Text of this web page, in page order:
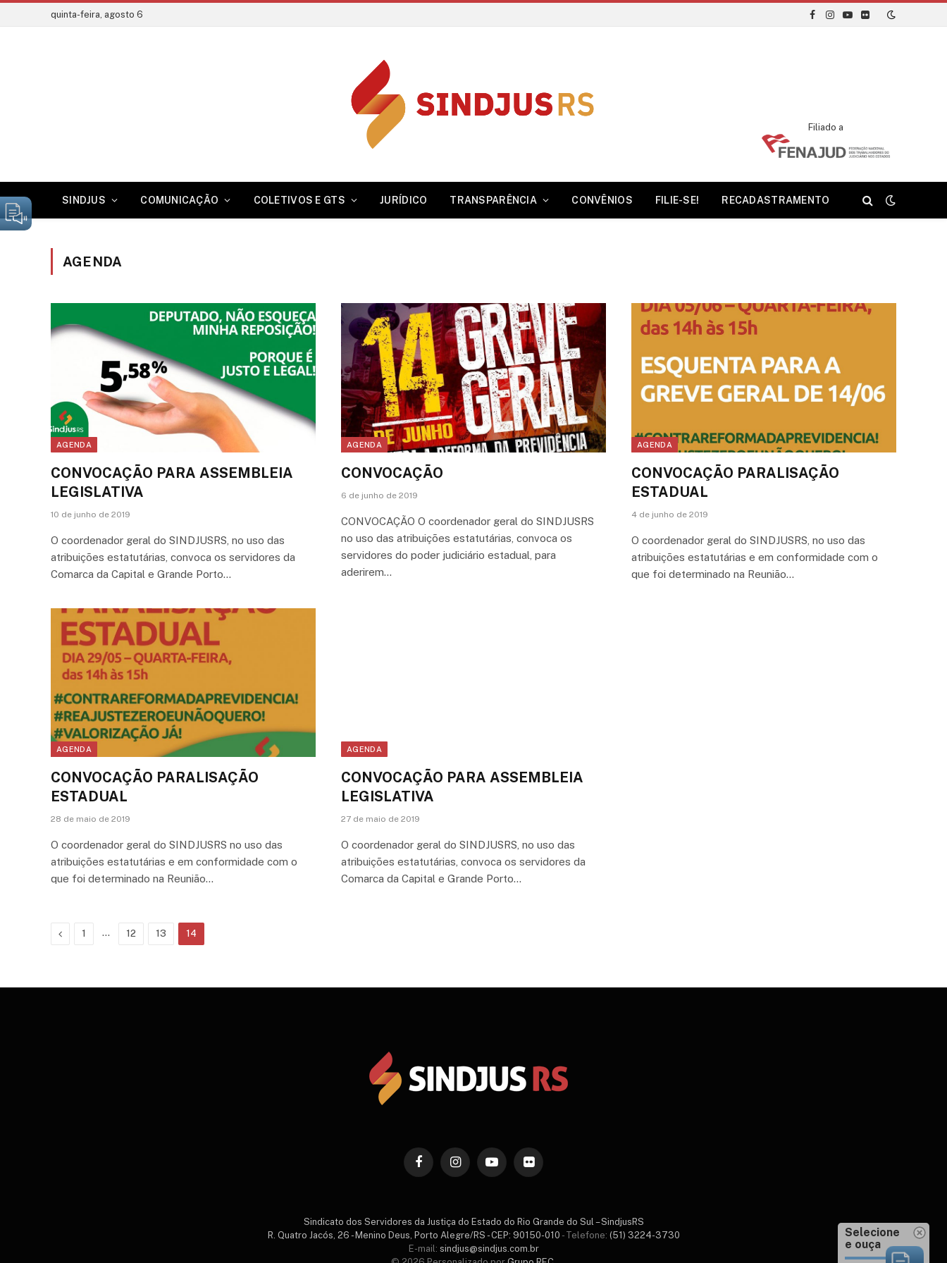
quinta-feira, agosto 6
Facebook
Instagram
YouTube
Flickr
Filiado a
SINDJUS COMUNICAÇÃO COLETIVOS E GTS JURÍDICO TRANSPARÊNCIA CONVÊNIOS FILIE-SE! RECADASTRAMENTO
AGENDA
AGENDA
CONVOCAÇÃO PARA ASSEMBLEIA
LEGISLATIVA
10 de junho de 2019
O coordenador geral do SINDJUSRS, no uso das
atribuições estatutárias, convoca os servidores da
Comarca da Capital e Grande Porto…
AGENDA
CONVOCAÇÃO
6 de junho de 2019
CONVOCAÇÃO O coordenador geral do SINDJUSRS
no uso das atribuições estatutárias, convoca os
servidores do poder judiciário estadual, para
aderirem…
AGENDA
CONVOCAÇÃO PARALISAÇÃO
ESTADUAL
4 de junho de 2019
O coordenador geral do SINDJUSRS, no uso das
atribuições estatutárias e em conformidade com o
que foi determinado na Reunião…
AGENDA
CONVOCAÇÃO PARALISAÇÃO
ESTADUAL
28 de maio de 2019
O coordenador geral do SINDJUSRS no uso das
atribuições estatutárias e em conformidade com o
que foi determinado na Reunião…
AGENDA
CONVOCAÇÃO PARA ASSEMBLEIA
LEGISLATIVA
27 de maio de 2019
O coordenador geral do SINDJUSRS, no uso das
atribuições estatutárias, convoca os servidores da
Comarca da Capital e Grande Porto…
Previous
1 … 12 13 14
FacebookInstagramYouTubeFlickr
Sindicato dos Servidores da Justiça do Estado do Rio Grande do Sul – SindjusRS
R. Quatro Jacós, 26 - Menino Deus, Porto Alegre/RS - CEP: 90150-010 - Telefone: (51) 3224-3730
E-mail: sindjus@sindjus.com.br
Selecione
e ouça